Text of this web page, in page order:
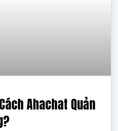
Ahachat Quản